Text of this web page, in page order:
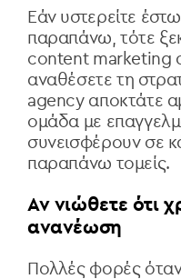
Εάν υστερείτε
παραπάνω, τότε
content marketing
αναθέσετε τη
agency αποκτάτε
ομάδα με
συνεισφέρουν σε
παραπάνω τομείς.
Αν νιώθετε ότι
ανανέωση
Πολλές φορές